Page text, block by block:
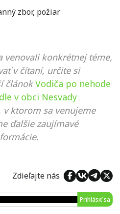
zbor, požiar
venovali konkrétnej téme,
v čítaní, určite si
článok Vodiča po nehode
v obci Nesvady
v ktorom sa venujeme
ďalšie zaujímavé
Zdieľajte nás
Prihlásiť sa